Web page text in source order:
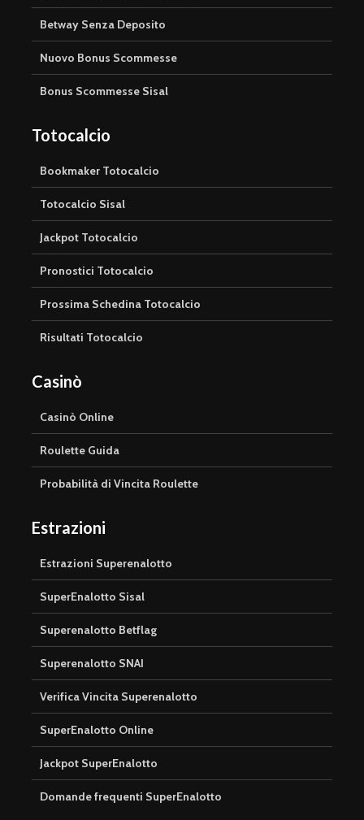
Betway Senza Deposito
Nuovo Bonus Scommesse
Bonus Scommesse Sisal
Totocalcio
Bookmaker Totocalcio
Totocalcio Sisal
Jackpot Totocalcio
Pronostici Totocalcio
Prossima Schedina Totocalcio
Risultati Totocalcio
Casinò
Casinò Online
Roulette Guida
Probabilità di Vincita Roulette
Estrazioni
Estrazioni Superenalotto
SuperEnalotto Sisal
Superenalotto Betflag
Superenalotto SNAI
Verifica Vincita Superenalotto
SuperEnalotto Online
Jackpot SuperEnalotto
Domande frequenti SuperEnalotto